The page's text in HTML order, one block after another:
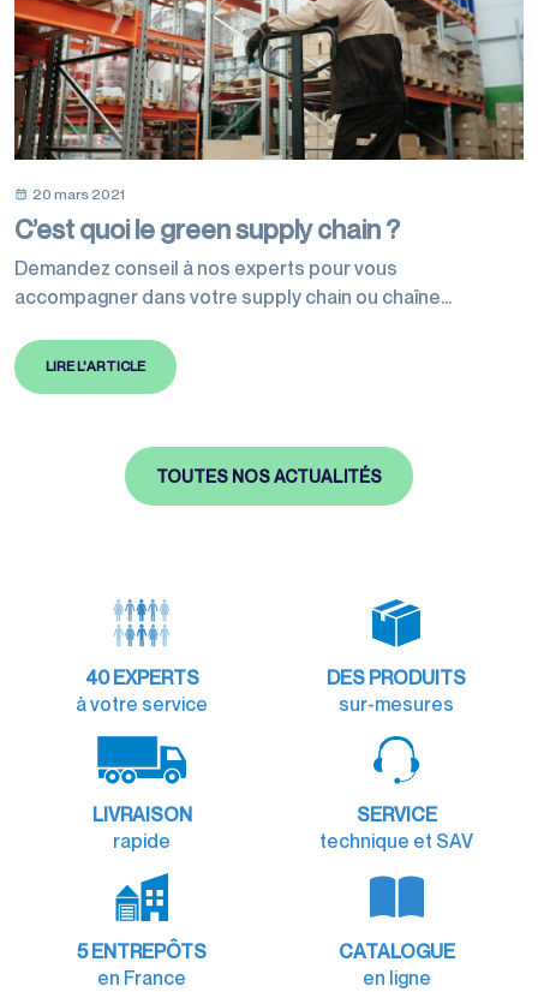
20 mars 2021
C’est quoi le green supply chain ?
Demandez conseil à nos experts pour vous
accompagner dans votre supply chain ou chaîne
LIRE L'ARTICLE
TOUTES NOS ACTUALITÉS
40 EXPERTS
à votre service
DES PRODUITS
sur-mesures
LIVRAISON
rapide
SERVICE
technique et SAV
5 ENTREPÔTS
en France
CATALOGUE
en ligne